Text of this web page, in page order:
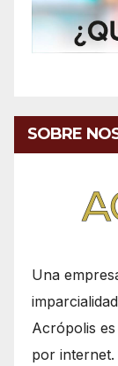
SOBRE
Una
Acrópolis
por internet.